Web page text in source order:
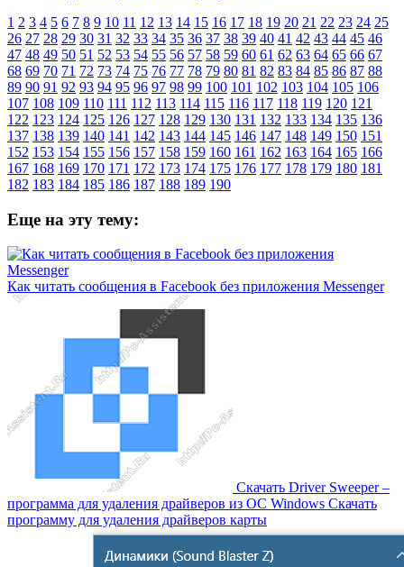
1 2 3 4 5 6 7 8 9 10 11 12 13 14 15 16 17 18 19 20 21 22 23 24 25
26 27 28 29 30 31 32 33 34 35 36 37 38 39 40 41 42 43 44 45 46
47 48 49 50 51 52 53 54 55 56 57 58 59 60 61 62 63 64 65 66 67
68 69 70 71 72 73 74 75 76 77 78 79 80 81 82 83 84 85 86 87 88
89 90 91 92 93 94 95 96 97 98 99 100 101 102 103 104 105 106
107 108 109 110 111 112 113 114 115 116 117 118 119 120 121
122 123 124 125 126 127 128 129 130 131 132 133 134 135 136
137 138 139 140 141 142 143 144 145 146 147 148 149 150 151
152 153 154 155 156 157 158 159 160 161 162 163 164 165 166
167 168 169 170 171 172 173 174 175 176 177 178 179 180 181
182 183 184 185 186 187 188 189 190
Еще на эту тему:
Как читать сообщения в Facebook без приложения Messenger
Скачать Driver Sweeper –
программа для удаления драйверов из OC Windows Скачать
программу для удаления драйверов карты